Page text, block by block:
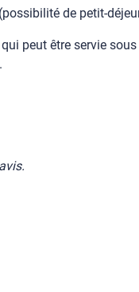
de petit-
peut être servie